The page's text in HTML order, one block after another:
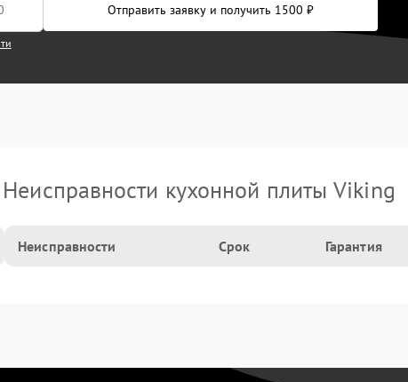
Отправить заявку и получить 1500 ₽
Неисправности кухонной плиты Viking
Неисправности Срок Гарантия